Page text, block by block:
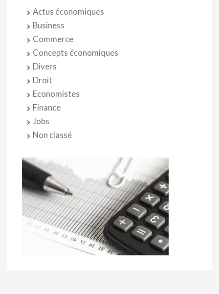
Actus économiques
Business
Commerce
Concepts économiques
Divers
Droit
Economistes
Finance
Jobs
Non classé